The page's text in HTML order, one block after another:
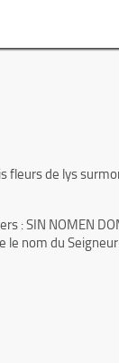
fleurs de lys
: SIN NOMEN
le nom du